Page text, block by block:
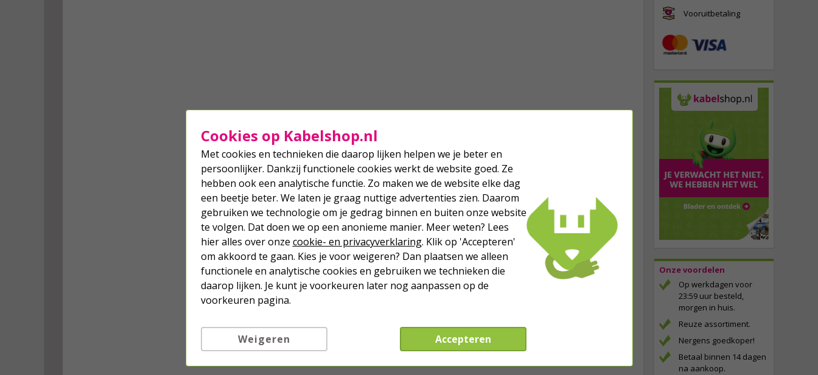
Vooruitbetaling
Onze voordelen
Op werkdagen voor
23:59 uur besteld,
morgen in huis.
Reuze assortiment.
Nergens goedkoper!
Betaal binnen 14 dagen
na aankoop.
Cookies op Kabelshop.nl
Met cookies en technieken die daarop lijken helpen we je beter en
persoonlijker. Dankzij functionele cookies werkt de website goed. Ze
hebben ook een analytische functie. Zo maken we de website elke dag
een beetje beter. We laten je graag nuttige advertenties zien. Daarom
gebruiken we technologie om je gedrag binnen en buiten onze website
te volgen. Dat doen we op een anonieme manier. Meer weten? Lees
hier alles over onze cookie- en privacyverklaring. Klik op 'Accepteren'
om akkoord te gaan. Kies je voor weigeren? Dan plaatsen we alleen
functionele en analytische cookies en gebruiken we technieken die
daarop lijken. Je kunt je voorkeuren later nog aanpassen op de
voorkeuren pagina.
Accepteren
Weigeren